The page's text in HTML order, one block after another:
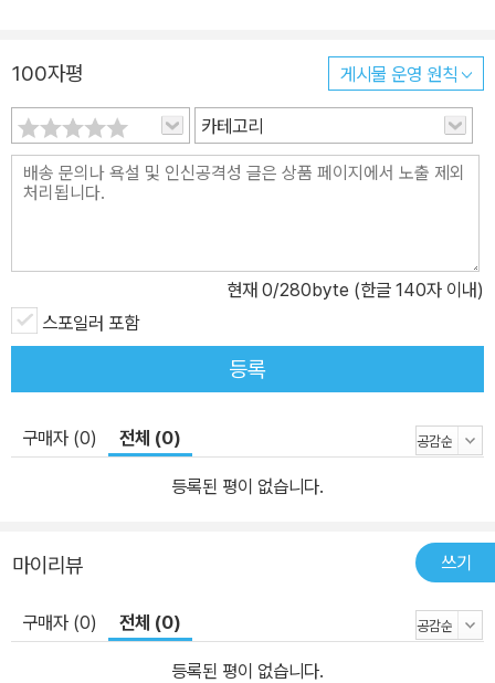
100자평 게시물 운영 원칙
카테고리
현재 0/280byte (한글 140자 이내)
스포일러 포함
등록
구매자 (0) 전체 (0)
등록된 평이 없습니다.
마이리뷰 쓰기
구매자 (0) 전체 (0)
등록된 평이 없습니다.